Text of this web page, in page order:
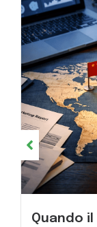
Quando